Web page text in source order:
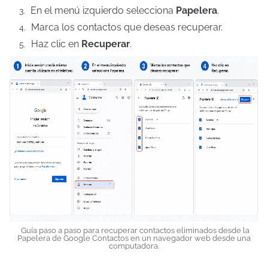
En el menú izquierdo selecciona Papelera.
Marca los contactos que deseas recuperar.
Haz clic en Recuperar.
Guía paso a paso para recuperar contactos eliminados desde la
Papelera de Google Contactos en un navegador web desde una
computadora.